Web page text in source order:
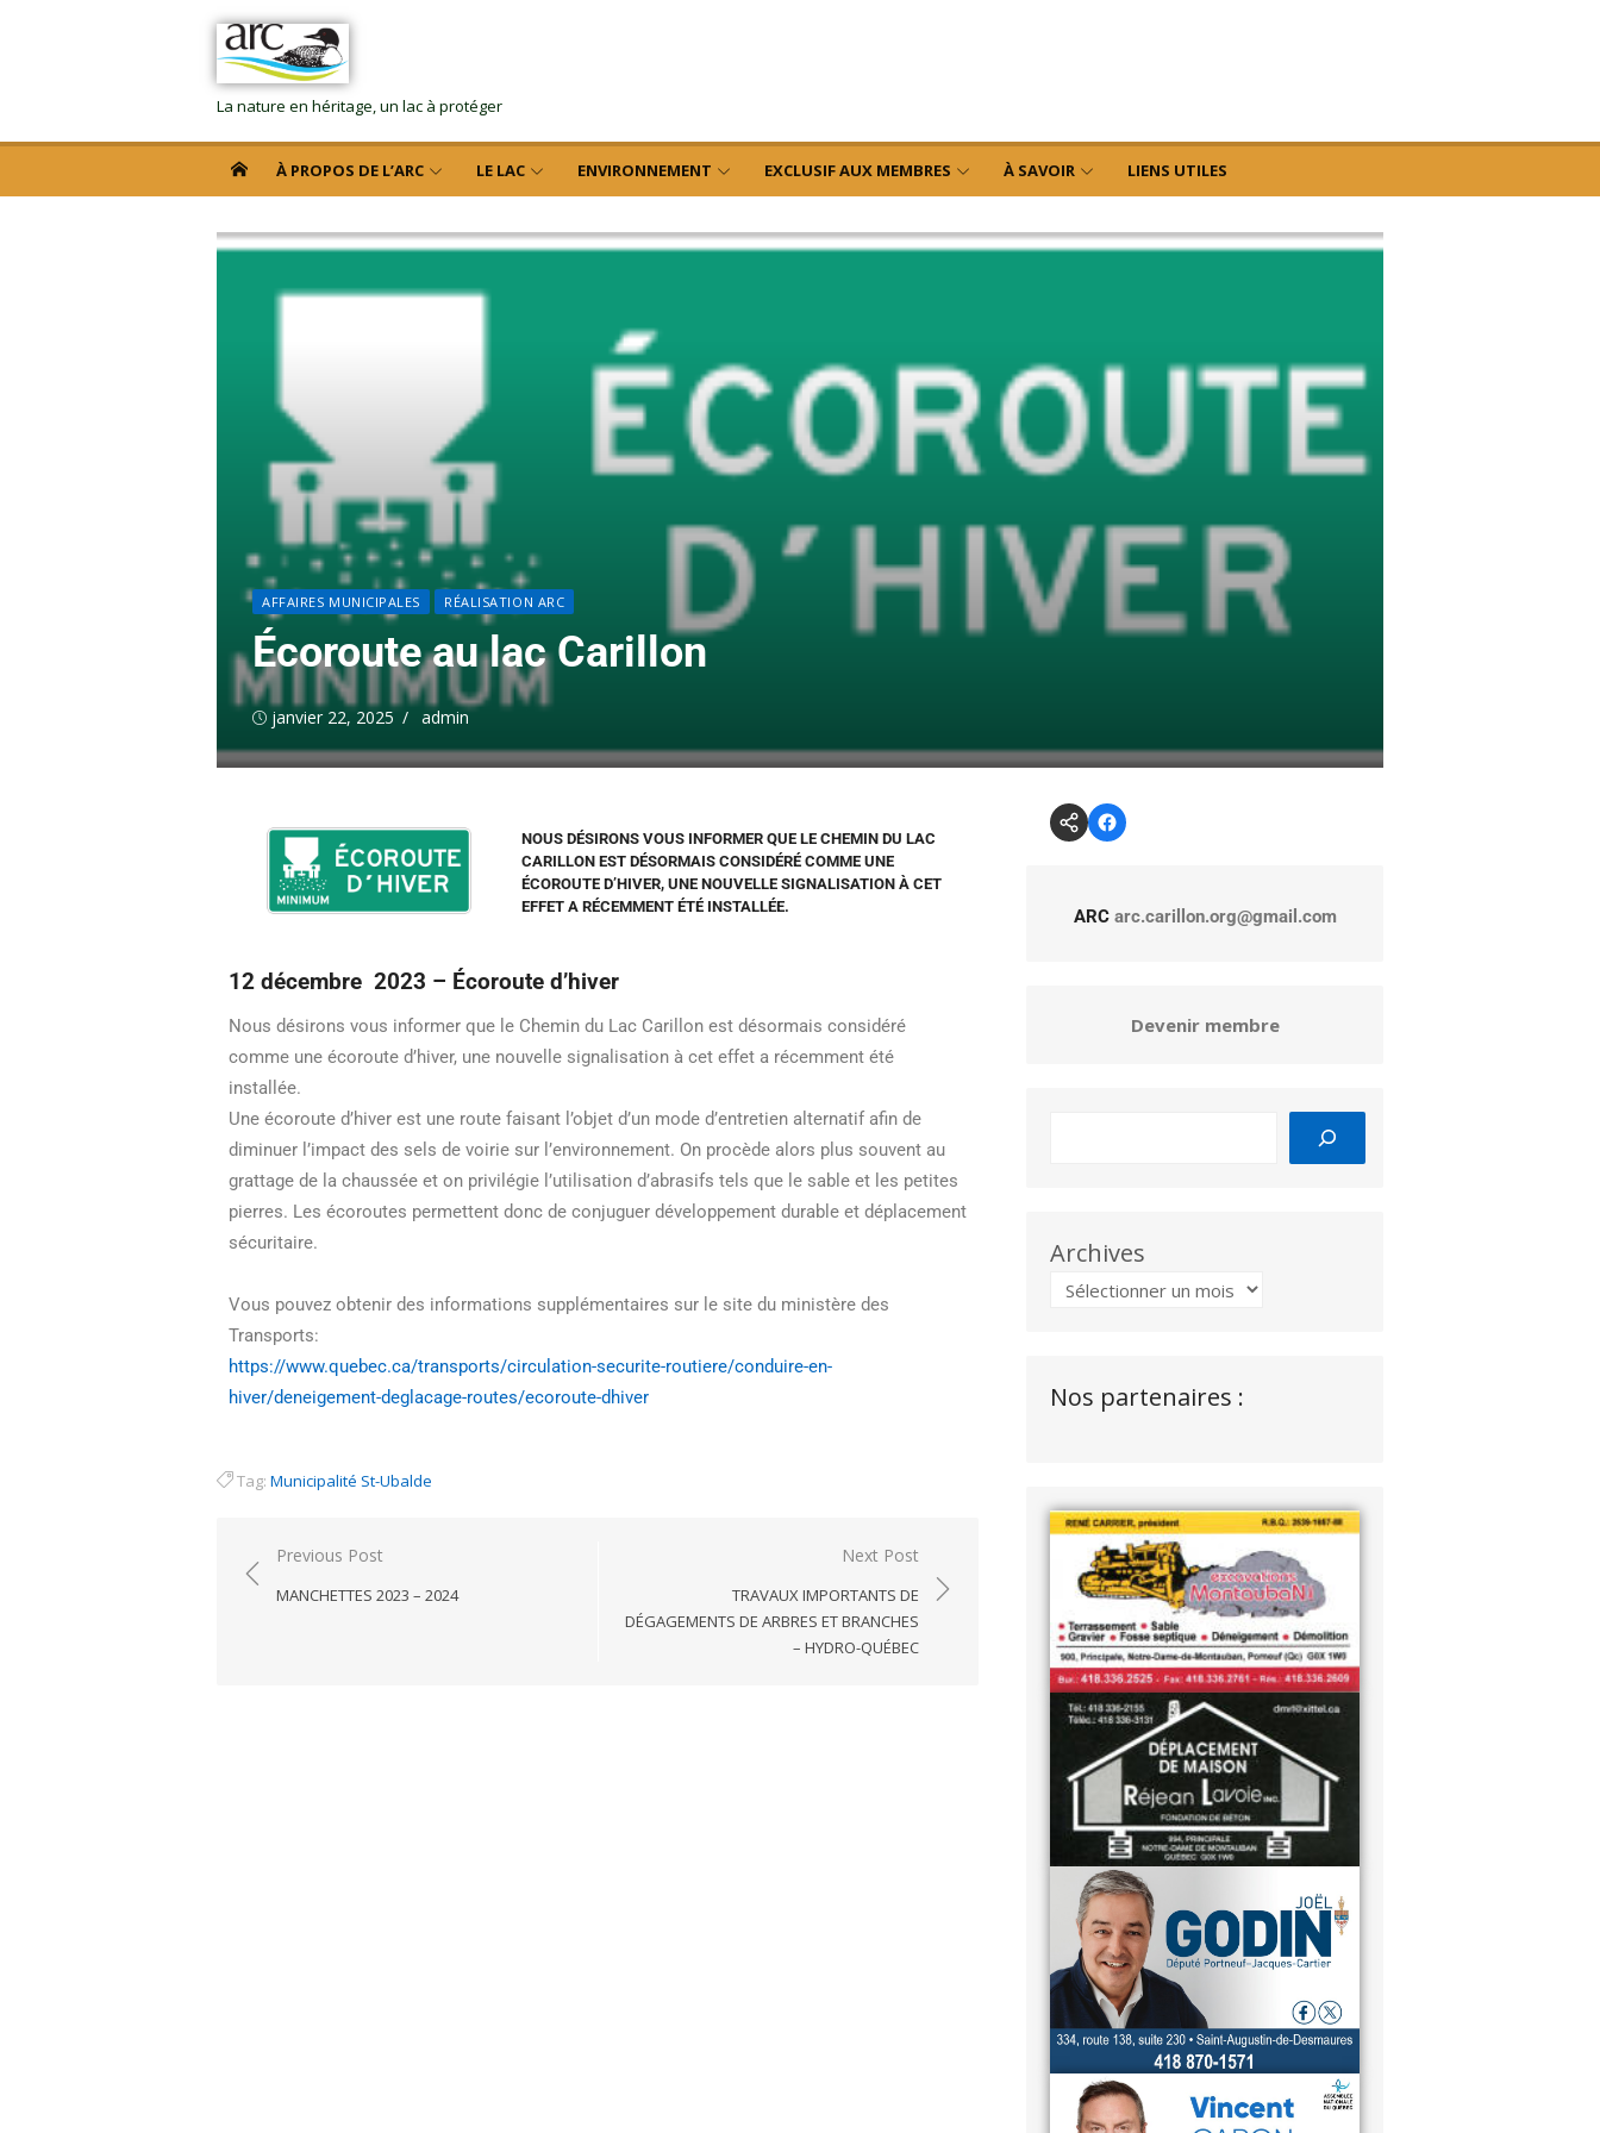
La nature en héritage, un lac à protéger
À PROPOS DE L’ARC LE LAC ENVIRONNEMENT EXCLUSIF AUX MEMBRES À SAVOIR LIENS UTILES
AFFAIRES MUNICIPALES RÉALISATION ARC
Écoroute au lac Carillon
janvier 22, 2025 admin
NOUS DÉSIRONS VOUS INFORMER QUE LE CHEMIN DU LAC
CARILLON EST DÉSORMAIS CONSIDÉRÉ COMME UNE
ÉCOROUTE D’HIVER, UNE NOUVELLE SIGNALISATION À CET
EFFET A RÉCEMMENT ÉTÉ INSTALLÉE.
12 décembre 2023 – Écoroute d’hiver
Nous désirons vous informer que le Chemin du Lac Carillon est désormais considéré
comme une écoroute d’hiver, une nouvelle signalisation à cet effet a récemment été
installée.
Une écoroute d’hiver est une route faisant l’objet d’un mode d’entretien alternatif afin de
diminuer l’impact des sels de voirie sur l’environnement. On procède alors plus souvent au
grattage de la chaussée et on privilégie l’utilisation d’abrasifs tels que le sable et les petites
pierres. Les écoroutes permettent donc de conjuguer développement durable et déplacement
sécuritaire.
Vous pouvez obtenir des informations supplémentaires sur le site du ministère des
Transports:
https://www.quebec.ca/transports/circulation-securite-routiere/conduire-en-
hiver/deneigement-deglacage-routes/ecoroute-dhiver
Tag: Municipalité St-Ubalde
Previous Post
MANCHETTES 2023 – 2024
Next Post
TRAVAUX IMPORTANTS DE
DÉGAGEMENTS DE ARBRES ET BRANCHES
– HYDRO-QUÉBEC
ARC arc.carillon.org@gmail.com
Devenir membre
Archives
Nos partenaires :